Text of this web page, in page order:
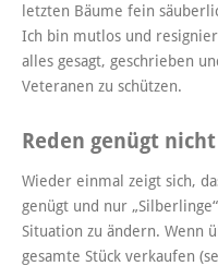
letzten Bäume fein
Ich bin mutlos und
alles gesagt, geschrieben
Veteranen zu schützen.
Reden genügt nicht
Wieder einmal zeigt sich,
genügt und nur
Situation zu ändern. Wenn
gesamte Stück verkaufen